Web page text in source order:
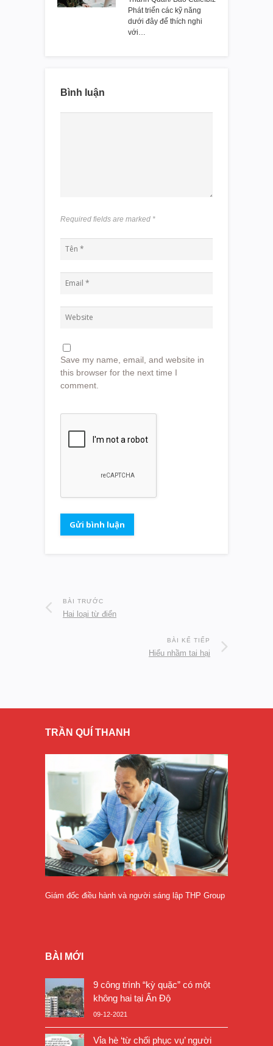
Phát triển các kỹ năng
dưới đây để thích nghi
với…
Bình luận
Required fields are marked *
Save my name, email, and website in
this browser for the next time I
comment.
BÀI TRƯỚC
Hai loại từ điển
BÀI KẾ TIẾP
Hiểu nhầm tai hại
TRẦN QUÍ THANH
Giám đốc điều hành và người sáng lập THP Group
BÀI MỚI
9 công trình “kỳ quặc” có một
không hai tại Ấn Độ
09-12-2021
Vỉa hè ‘từ chối phục vụ’ người